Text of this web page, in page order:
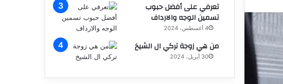
تعرفي على أفضل حبوب
تسمين الوجه والارداف
4 أغسطس، 2024
من هي زوجة تركي ال الشيخ
30 أبريل، 2024